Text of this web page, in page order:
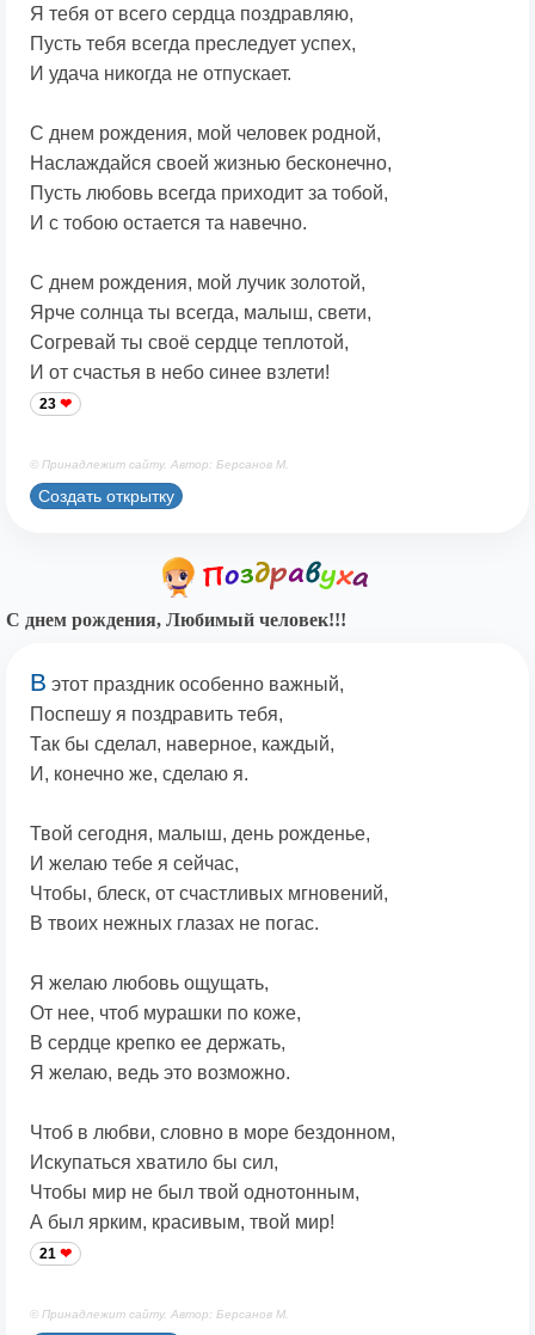
Я тебя от всего сердца поздравляю,
Пусть тебя всегда преследует успех,
И удача никогда не отпускает.
С днем рождения, мой человек родной,
Наслаждайся своей жизнью бесконечно,
Пусть любовь всегда приходит за тобой,
И с тобою остается та навечно.
С днем рождения, мой лучик золотой,
Ярче солнца ты всегда, малыш, свети,
Согревай ты своё сердце теплотой,
И от счастья в небо синее взлети!
23
© Принадлежит сайту. Автор: Берсанов М.
Создать открытку
С днем рождения, Любимый человек!!!
В этот праздник особенно важный,
Поспешу я поздравить тебя,
Так бы сделал, наверное, каждый,
И, конечно же, сделаю я.
Твой сегодня, малыш, день рожденье,
И желаю тебе я сейчас,
Чтобы, блеск, от счастливых мгновений,
В твоих нежных глазах не погас.
Я желаю любовь ощущать,
От нее, чтоб мурашки по коже,
В сердце крепко ее держать,
Я желаю, ведь это возможно.
Чтоб в любви, словно в море бездонном,
Искупаться хватило бы сил,
Чтобы мир не был твой однотонным,
А был ярким, красивым, твой мир!
21
© Принадлежит сайту. Автор: Берсанов М.